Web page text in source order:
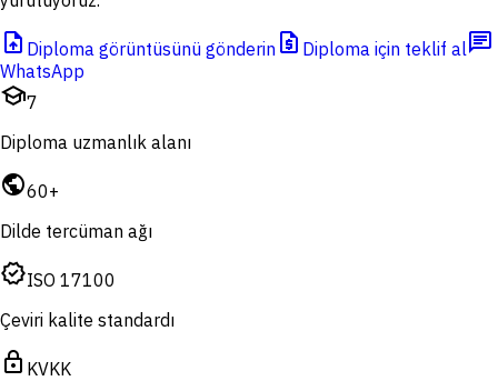
upload_file Diploma görüntüsünü gönderin request_quote Diploma için teklif alchat
WhatsApp
school7
Diploma uzmanlık alanı
public60+
Dilde tercüman ağı
verifiedISO 17100
Çeviri kalite standardı
lock KVKK